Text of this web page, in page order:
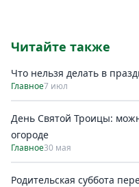
Читайте также
Что нельзя делать в
Главное7 июл
День Святой Троицы:
огороде
Главное30 мая
Родительская суббота